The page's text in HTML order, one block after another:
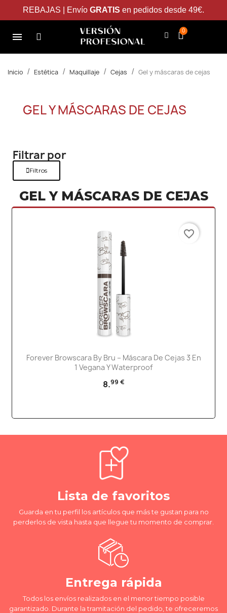
REBAJAS | Envío GRATIS en pedidos desde 49€.
Inicio Estética Maquillaje Cejas Gel y máscaras de cejas
GEL Y MÁSCARAS DE CEJAS
Filtrar por
Filtros
GEL Y MÁSCARAS DE CEJAS
Forever Browscara By Bru – Máscara De Cejas 3 En
1 Vegana Y Waterproof
8.99 €
favorite_border
Lista de favoritos
Guarda en tu perfil los artículos que más te gustan para no
perderlos de vista hasta que llegue tu momento de comprar.
Entrega rápida
Todos los envíos realizados en el menor tiempo posible
garantizado. Durante la tramitación del pedido, te ofreceremos